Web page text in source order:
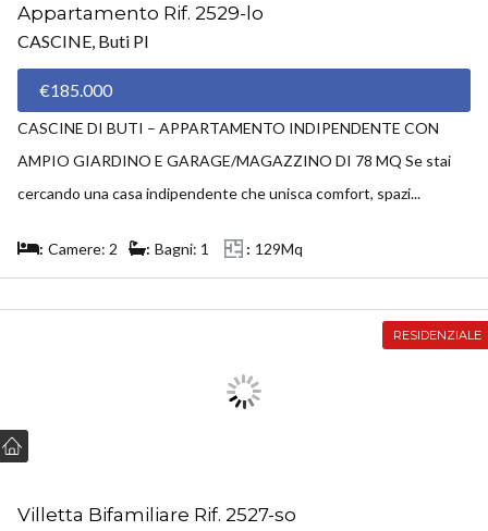
Appartamento Rif. 2529-lo
CASCINE, Buti PI
€185.000
CASCINE DI BUTI – APPARTAMENTO INDIPENDENTE CON
AMPIO GIARDINO E GARAGE/MAGAZZINO DI 78 MQ Se stai
cercando una casa indipendente che unisca comfort, spazi...
Camere: 2 Bagni: 1 129Mq
RESIDENZIALE
Villetta Bifamiliare Rif. 2527-so